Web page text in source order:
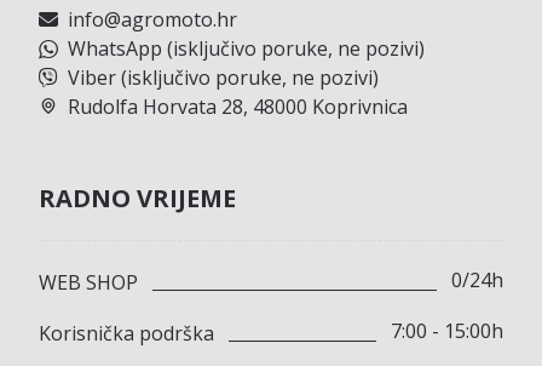
info@agromoto.hr
WhatsApp (isključivo poruke, ne pozivi)
Viber (isključivo poruke, ne pozivi)
Rudolfa Horvata 28, 48000 Koprivnica
RADNO VRIJEME
WEB SHOP
0/24h
Korisnička podrška
7:00 - 15:00h